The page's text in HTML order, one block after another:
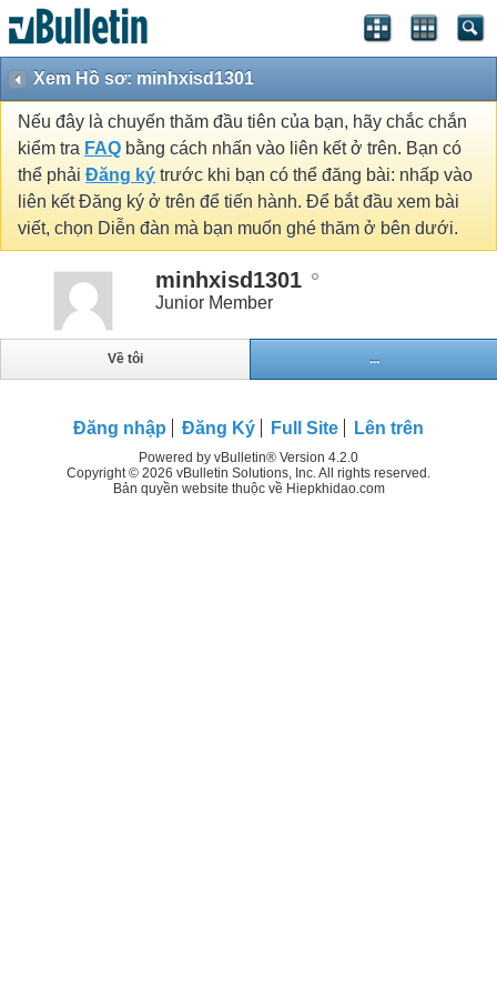
Xem Hồ sơ: minhxisd1301
Nếu đây là chuyến thăm đầu tiên của bạn, hãy chắc chắn
kiểm tra FAQ bằng cách nhấn vào liên kết ở trên. Bạn có
thể phải Đăng ký trước khi bạn có thể đăng bài: nhấp vào
liên kết Đăng ký ở trên để tiến hành. Để bắt đầu xem bài
viết, chọn Diễn đàn mà bạn muốn ghé thăm ở bên dưới.
minhxisd1301
Junior Member
Về tôi ...
Đăng nhập Đăng Ký Full Site Lên trên
Powered by vBulletin® Version 4.2.0
Copyright © 2026 vBulletin Solutions, Inc. All rights reserved.
Bản quyền website thuộc về Hiepkhidao.com